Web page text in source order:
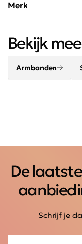
Merk
accessoires. Maak
riemen, sieraden en
Bekijk
Armbanden
De
Schrijf je